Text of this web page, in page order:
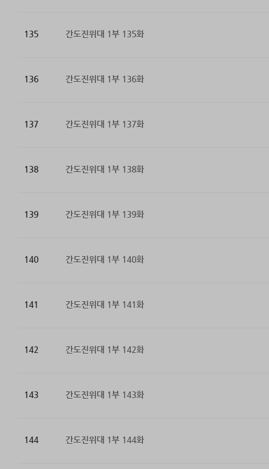
135 간도진위대 1부 135화
136 간도진위대 1부 136화
137 간도진위대 1부 137화
138 간도진위대 1부 138화
139 간도진위대 1부 139화
140 간도진위대 1부 140화
141 간도진위대 1부 141화
142 간도진위대 1부 142화
143 간도진위대 1부 143화
144 간도진위대 1부 144화